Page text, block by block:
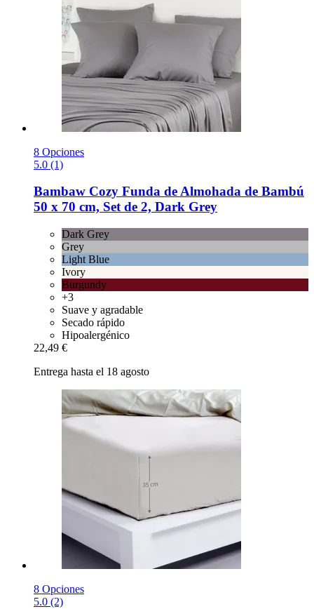
8 Opciones
5.0 (1)
Bambaw Cozy Funda de Almohada de Bambú
50 x 70 cm, Set de 2, Dark Grey
Dark Grey
Grey
Light Blue
Ivory
Burgundy
+3
Suave y agradable
Secado rápido
Hipoalergénico
22,49 €
Entrega hasta el 18 agosto
8 Opciones
5.0 (2)